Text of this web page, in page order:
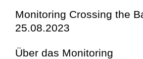
Monitoring Crossing the
25.08.2023
Über das Monitoring